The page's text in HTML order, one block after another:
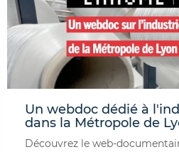
Un webdoc dédié à
dans la Métropole de
Découvrez le web-